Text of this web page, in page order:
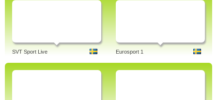
SVT Sport Live Eurosport 1